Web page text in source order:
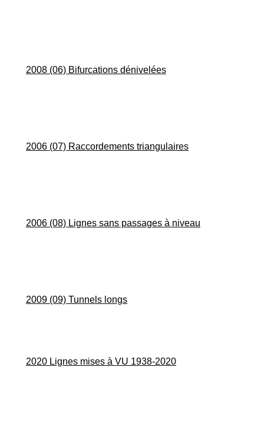
2008 (06) Bifurcations dénivelées
2006 (07) Raccordements triangulaires
2006 (08) Lignes sans passages à niveau
2009 (09) Tunnels longs
2020 Lignes mises à VU 1938-2020